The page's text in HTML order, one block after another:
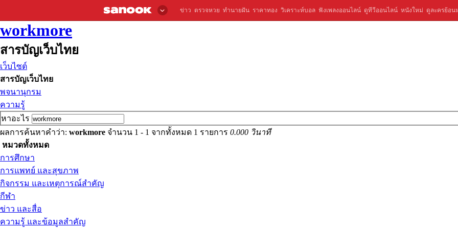
ข่าว ตรวจหวย ทำนายฝัน ราคาทอง วิเคราะห์บอล ฟังเพลงออนไลน์ ดูทีวีออนไลน์ หนังใหม่ ดูละครย้อน
workmore
สารบัญเว็บไทย
เว็บไซต์
สารบัญเว็บไทย
พจนานุกรม
ความรู้
หาอะไร
ผลการค้นหาคำว่า: workmore จำนวน 1 - 1 จากทั้งหมด 1 รายการ 0.000 วินาที
หมวดทั้งหมด
การศึกษา
การแพทย์ และสุขภาพ
กิจกรรม และเหตุการณ์สำคัญ
กีฬา
ข่าว และสื่อ
ความรู้ และข้อมูลสำคัญ